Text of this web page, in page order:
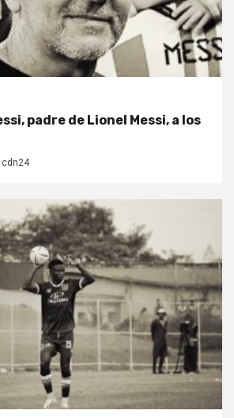
padre de Lionel Messi, a los
cdn24